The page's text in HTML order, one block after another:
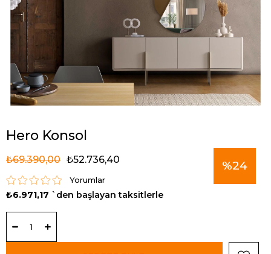
Hero Konsol
%24
₺69.390,00 ₺52.736,40
Yorumlar
₺6.971,17 `den başlayan taksitlerle